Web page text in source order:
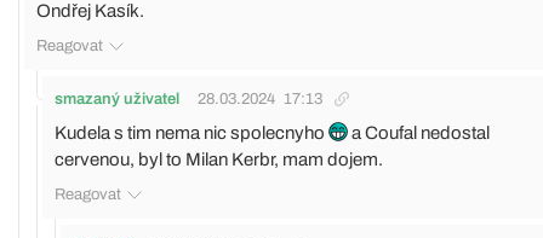
Ondřej Kasík.
Reagovat
smazaný uživatel 28.03.2024 17:13
Kudela s tim nema nic spolecnyho
a Coufal nedostal
cervenou, byl to Milan Kerbr, mam dojem.
Reagovat